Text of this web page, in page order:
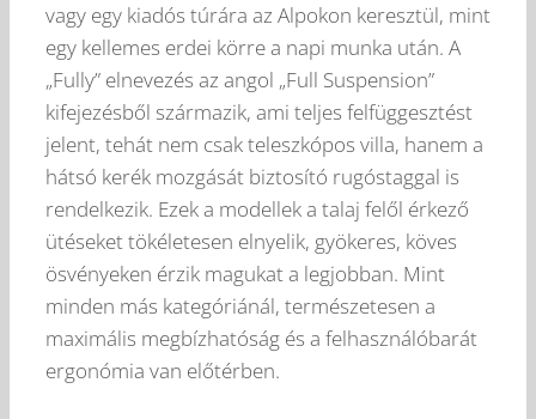
vagy egy kiadós túrára az Alpokon keresztül, mint
egy kellemes erdei körre a napi munka után. A
„Fully” elnevezés az angol „Full Suspension”
kifejezésből származik, ami teljes felfüggesztést
jelent, tehát nem csak teleszkópos villa, hanem a
hátsó kerék mozgását biztosító rugóstaggal is
rendelkezik. Ezek a modellek a talaj felől érkező
ütéseket tökéletesen elnyelik, gyökeres, köves
ösvényeken érzik magukat a legjobban. Mint
minden más kategóriánál, természetesen a
maximális megbízhatóság és a felhasználóbarát
ergonómia van előtérben.